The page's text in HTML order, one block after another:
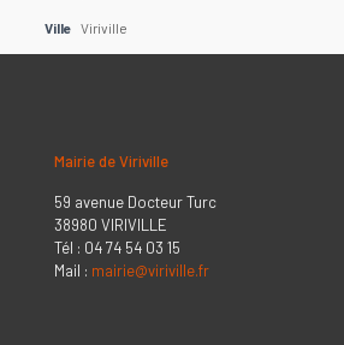
Ville Viriville
Mairie de Viriville
59 avenue Docteur Turc
38980 VIRIVILLE
Tél : 04 74 54 03 15
Mail : mairie@viriville.fr